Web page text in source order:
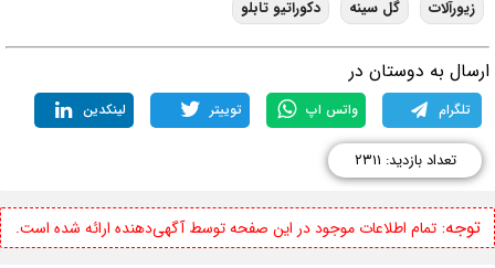
زیورآلات گل سینه دکوراتیو تابلو
به دوستان در
تلگرام واتس اپ توییتر لینکدین
تعداد بازدید: ۲۳۱۱
توجه:تمام اطلاعات موجود در این صفحه توسط آگهی‌دهنده ارائه شده است.